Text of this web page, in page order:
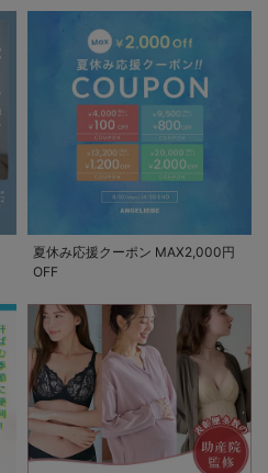
夏休み応援クーポン MAX2,000円
OFF